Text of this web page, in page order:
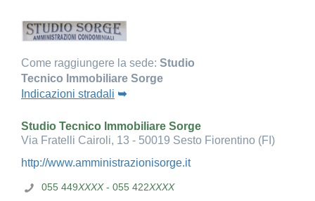
Come raggiungere la sede: Studio
Tecnico Immobiliare Sorge
Indicazioni stradali ➥
Studio Tecnico Immobiliare Sorge
Via Fratelli Cairoli, 13 - 50019 Sesto Fiorentino (FI)
http://www.amministrazionisorge.it
055 449XXXX- 055 422XXXX